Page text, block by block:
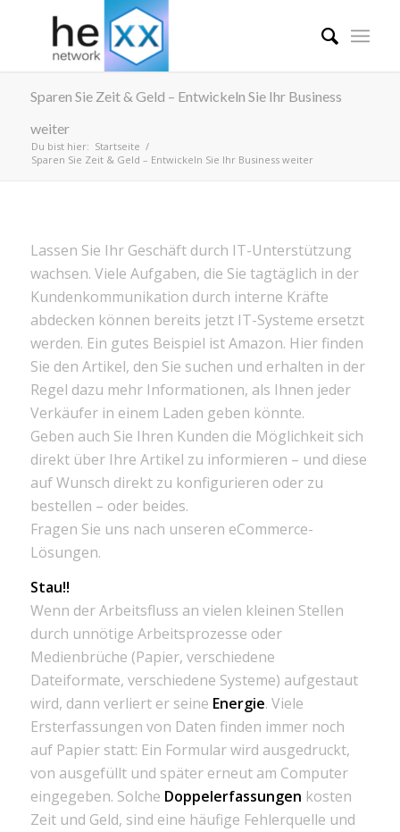
Sparen Sie Zeit & Geld – Entwickeln Sie Ihr Business
weiter
Du bist hier: Startseite /
Sparen Sie Zeit & Geld – Entwickeln Sie Ihr Business weiter
Lassen Sie Ihr Geschäft durch IT-Unterstützung
wachsen. Viele Aufgaben, die Sie tagtäglich in der
Kundenkommunikation durch interne Kräfte
abdecken können bereits jetzt IT-Systeme ersetzt
werden. Ein gutes Beispiel ist Amazon. Hier finden
Sie den Artikel, den Sie suchen und erhalten in der
Regel dazu mehr Informationen, als Ihnen jeder
Verkäufer in einem Laden geben könnte.
Geben auch Sie Ihren Kunden die Möglichkeit sich
direkt über Ihre Artikel zu informieren – und diese
auf Wunsch direkt zu konfigurieren oder zu
bestellen – oder beides.
Fragen Sie uns nach unseren eCommerce-
Lösungen.
Stau!!
Wenn der Arbeitsfluss an vielen kleinen Stellen
durch unnötige Arbeitsprozesse oder
Medienbrüche (Papier, verschiedene
Dateiformate, verschiedene Systeme) aufgestaut
wird, dann verliert er seine Energie. Viele
Ersterfassungen von Daten finden immer noch
auf Papier statt: Ein Formular wird ausgedruckt,
von ausgefüllt und später erneut am Computer
eingegeben. Solche Doppelerfassungen kosten
Zeit und Geld, sind eine häufige Fehlerquelle und